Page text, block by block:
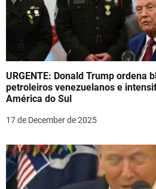
URGENTE: Donald Trump ordena
petroleiros venezuelanos e
América do Sul
17 de December de 2025